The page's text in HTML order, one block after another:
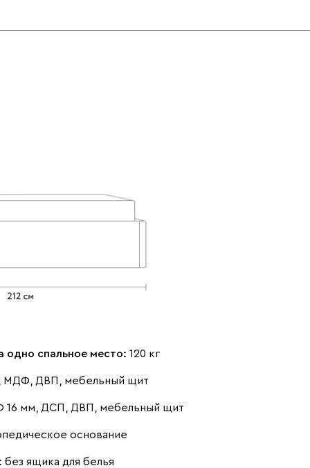
Розовый (Rose)
одно спальное место: 120 кг
ДВП, мебельный щит
16 мм, ДСП, ДВП, мебельный щит
основание
без ящика для белья